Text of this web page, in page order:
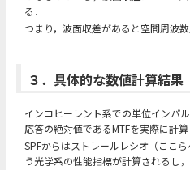
る．
つまり，波面収差があると空間周波
３．具体的な数値計算結果
インコヒーレント系での単位インパ
応答の絶対値であるMTFを実際に計算
SPFからはストレールレシオ（ここ
う光学系の性能指標が計算されるし，